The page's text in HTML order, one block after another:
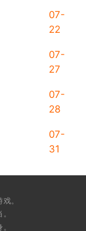
07-
22
07-
27
07-
28
07-
31
。